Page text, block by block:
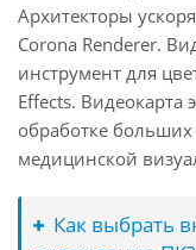
Архитекторы
Corona Renderer.
инструмент для
Effects. Видеокарта
обработке
медицинской
Как выбрать